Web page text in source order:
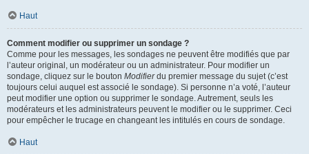
Haut
Comment modifier ou supprimer un sondage ?
Comme pour les messages, les sondages ne peuvent être modifiés que par
l’auteur original, un modérateur ou un administrateur. Pour modifier un
sondage, cliquez sur le bouton Modifierdu premier message du sujet (c’est
toujours celui auquel est associé le sondage). Si personne n’a voté, l’auteur
peut modifier une option ou supprimer le sondage. Autrement, seuls les
modérateurs et les administrateurs peuvent le modifier ou le supprimer. Ceci
pour empêcher le trucage en changeant les intitulés en cours de sondage.
Haut